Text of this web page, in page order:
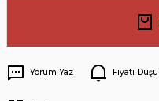
Yorum Yaz Fiyatı